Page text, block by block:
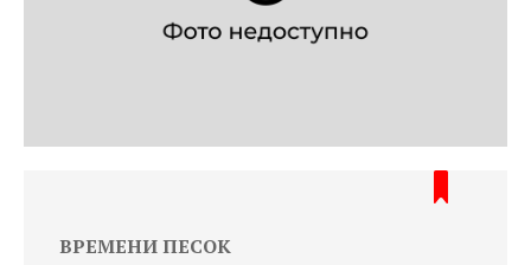
ВРЕМЕНИ ПЕСОК